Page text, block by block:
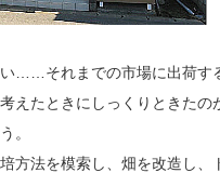
……それまでの市場に出荷す
えたときにしっくりときたの
。
方法を模索し、畑を改造し、